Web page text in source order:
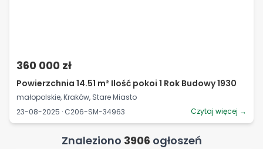
360 000 zł
Powierzchnia 14.51 m² Ilość pokoi 1 Rok Budowy 1930
małopolskie, Kraków, Stare Miasto
23-08-2025 · C206-SM-34963
Czytaj więcej →
Znaleziono 3906 ogłoszeń